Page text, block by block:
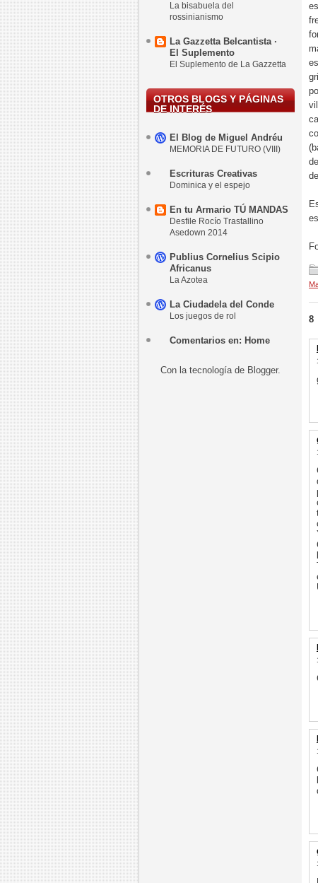
La bisabuela del
rossinianismo
La Gazzetta Belcantista ·
El Suplemento
El Suplemento de La Gazzetta
OTROS BLOGS Y PÁGINAS
DE INTERÉS
El Blog de Miguel Andréu
MEMORIA DE FUTURO (VIII)
Escrituras Creativas
Dominica y el espejo
En tu Armario TÚ MANDAS
Desfile Rocío Trastallino
Asedown 2014
Publius Cornelius Scipio
Africanus
La Azotea
La Ciudadela del Conde
Los juegos de rol
Comentarios en: Home
Con la tecnología de Blogger.
8